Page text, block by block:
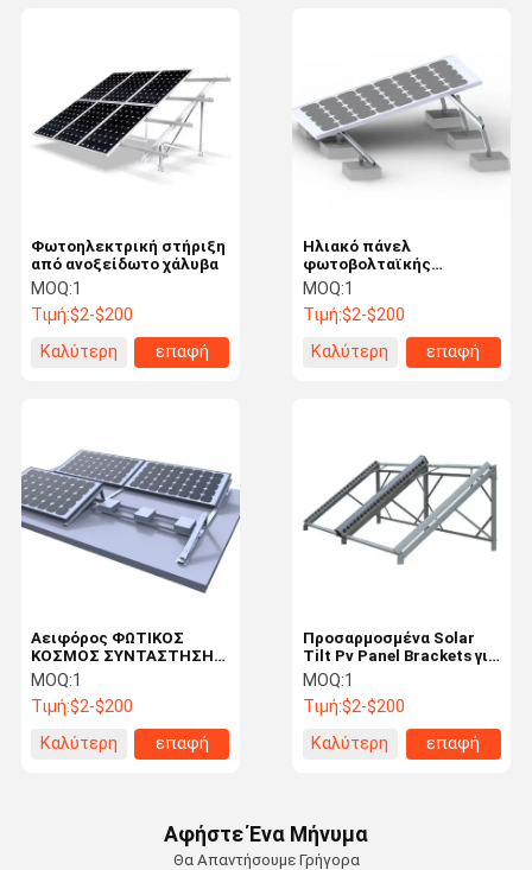
Ηλιακό πάνελ
φωτοβολταϊκής
υποστήριξης
στηριγμένος σε σχήμα Z
για τροχόσπιτο με
MOQ:1
Τιμή:$2-$200
Καλύτερη
επαφή
Φωτοηλεκτρική στήριξη
από ανοξείδωτο χάλυβα
MOQ:1
Τιμή:$2-$200
Καλύτερη
επαφή
Προσαρμοσμένα Solar
Tilt Pv Panel Brackets για
την οροφή
MOQ:1
Τιμή:$2-$200
Καλύτερη
επαφή
Αειφόρος ΦΩΤΙΚΟΣ
ΚΟΣΜΟΣ ΣΥΝΤΑΣΤΗΣΗΣ
ΚΑΤ για ηλιακό πάνελ
ODM
MOQ:1
Τιμή:$2-$200
Καλύτερη
επαφή
Αφήστε Ένα Μήνυμα
Θα Απαντήσουμε Γρήγορα